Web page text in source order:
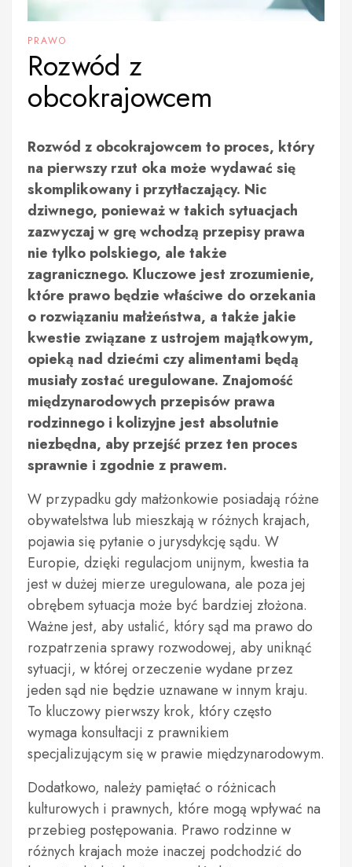
PRAWO
Rozwód z
obcokrajowcem
Rozwód z obcokrajowcem to proces, który
na pierwszy rzut oka może wydawać się
skomplikowany i przytłaczający. Nic
dziwnego, ponieważ w takich sytuacjach
zazwyczaj w grę wchodzą przepisy prawa
nie tylko polskiego, ale także
zagranicznego. Kluczowe jest zrozumienie,
które prawo będzie właściwe do orzekania
o rozwiązaniu małżeństwa, a także jakie
kwestie związane z ustrojem majątkowym,
opieką nad dziećmi czy alimentami będą
musiały zostać uregulowane. Znajomość
międzynarodowych przepisów prawa
rodzinnego i kolizyjne jest absolutnie
niezbędna, aby przejść przez ten proces
sprawnie i zgodnie z prawem.
W przypadku gdy małżonkowie posiadają różne
obywatelstwa lub mieszkają w różnych krajach,
pojawia się pytanie o jurysdykcję sądu. W
Europie, dzięki regulacjom unijnym, kwestia ta
jest w dużej mierze uregulowana, ale poza jej
obrębem sytuacja może być bardziej złożona.
Ważne jest, aby ustalić, który sąd ma prawo do
rozpatrzenia sprawy rozwodowej, aby uniknąć
sytuacji, w której orzeczenie wydane przez
jeden sąd nie będzie uznawane w innym kraju.
To kluczowy pierwszy krok, który często
wymaga konsultacji z prawnikiem
specjalizującym się w prawie międzynarodowym.
Dodatkowo, należy pamiętać o różnicach
kulturowych i prawnych, które mogą wpływać na
przebieg postępowania. Prawo rodzinne w
różnych krajach może inaczej podchodzić do